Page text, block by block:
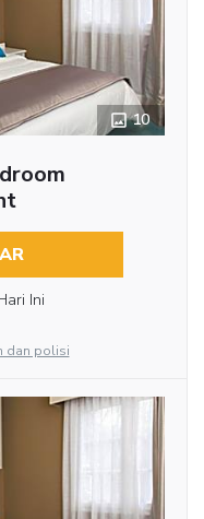
10
Ini
dan polisi